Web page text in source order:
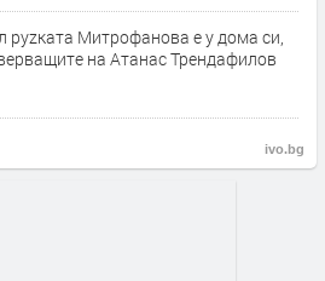
руzката Митрофанова е у дома си,
на Атанас Трендафилов
ivo.bg